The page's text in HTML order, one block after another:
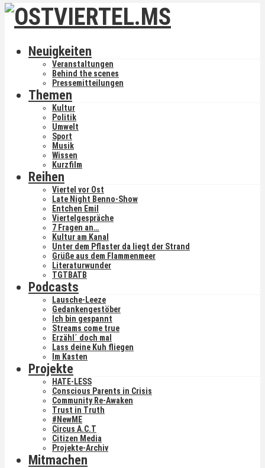
Neuigkeiten
Veranstaltungen
Behind the scenes
Pressemitteilungen
Themen
Kultur
Politik
Umwelt
Sport
Musik
Wissen
Kurzfilm
Reihen
Viertel vor Ost
Late Night Benno-Show
Entchen Emil
Viertelgespräche
7 Fragen an…
Kultur am Kanal
Unter dem Pflaster da liegt der Strand
Grüße aus dem Flammenmeer
Literaturwunder
TGTBATB
Podcasts
Lausche-Leeze
Gedankengestöber
Ich bin gespannt
Streams come true
Erzähl´ doch mal
Lass deine Kuh fliegen
Im Kasten
Projekte
HATE-LESS
Conscious Parents in Crisis
Community Re-Awaken
Trust in Truth
#NewME
Circus A.C.T
Citizen Media
Projekte-Archiv
Mitmachen